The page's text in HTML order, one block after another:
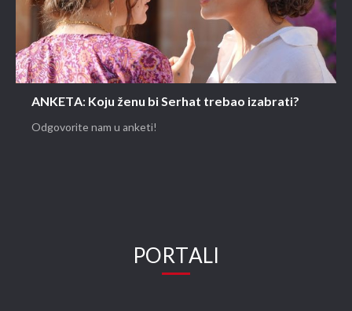
ANKETA: Koju ženu bi Serhat trebao izabrati?
Odgovorite nam u anketi!
PORTALI